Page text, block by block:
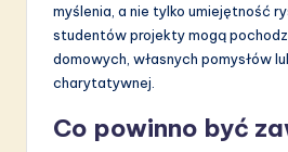
myślenia, a nie tylko umiejętność
studentów projekty mogą
domowych, własnych pomysłów
charytatywnej.
Co powinno być